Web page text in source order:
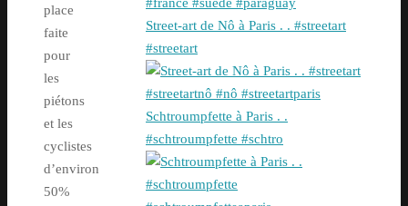
place
faite
pour
les
piétons
et les
cyclistes
d’environ
50%
Street-art de Nô à Paris . . #streetart
#streetart
Schtroumpfette à Paris . .
#schtroumpfette #schtro